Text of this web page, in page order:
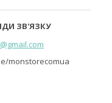
monstorecomua